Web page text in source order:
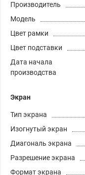
Производитель
Модель
Цвет рамки
Цвет подставки
Дата начала
производства
Экран
Тип экрана
Изогнутый экран
Диагональ экрана
Разрешение экрана
Формат экрана